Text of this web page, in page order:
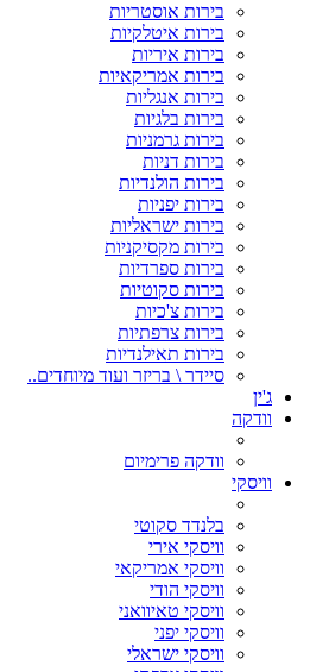
בירות אוסטריות
בירות איטלקיות
בירות איריות
בירות אמריקאיות
בירות אנגליות
בירות בלגיות
בירות גרמניות
בירות דניות
בירות הולנדיות
בירות יפניות
בירות ישראליות
בירות מקסיקניות
בירות ספרדיות
בירות סקוטיות
בירות צ'כיות
בירות צרפתיות
בירות תאילנדיות
סיידר \ בריזר ועוד מיוחדים..
ג'ין
וודקה
וודקה פרימיום
וויסקי
בלנדד סקוטי
וויסקי אירי
וויסקי אמריקאי
וויסקי הודי
וויסקי טאיוואני
וויסקי יפני
וויסקי ישראלי